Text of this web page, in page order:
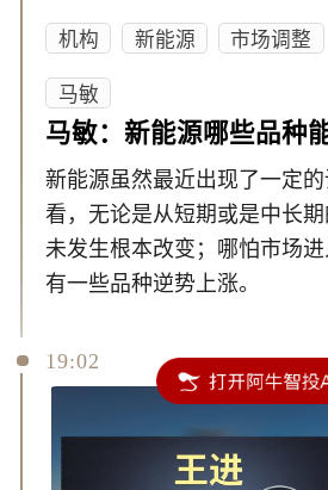
机构 新能源 市场调整
马敏
马敏：新能源哪些品种
新能源虽然最近出现了一定
看，无论是从短期或是中长
未发生根本改变；哪怕市场
有一些品种逆势上涨。
19:02